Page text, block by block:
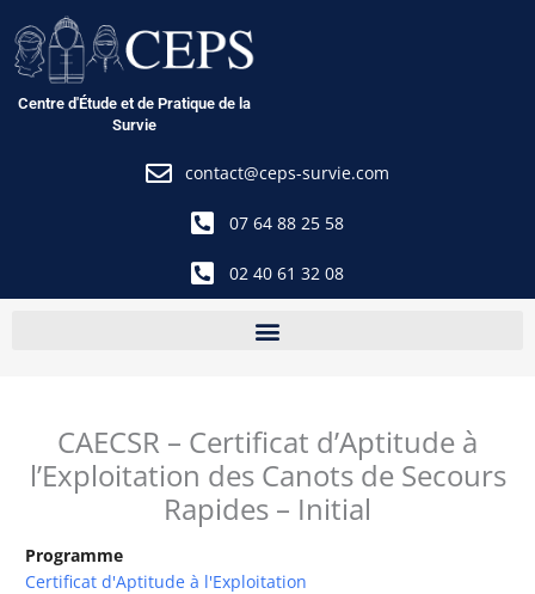
au
contenu
Centre d'Étude et de Pratique de la
Survie
contact@ceps-survie.com
07 64 88 25 58
02 40 61 32 08
CAECSR – Certificat d’Aptitude à
l’Exploitation des Canots de Secours
Rapides – Initial
Programme
Certificat d'Aptitude à l'Exploitation